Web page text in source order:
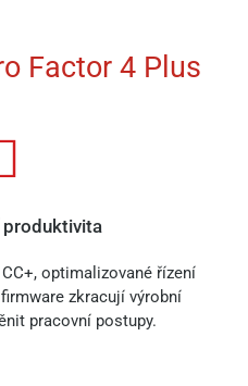
Factor 4 Plus
produktivita
optimalizované řízení
zkracují výrobní
pracovní postupy.